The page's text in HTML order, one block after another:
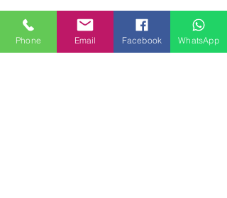
Phone Email Facebook WhatsApp